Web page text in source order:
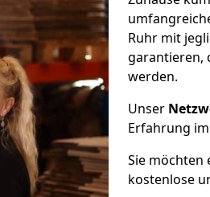
Ruhr mit
garantieren,
werden.
Unser
Erfahrung
Sie möchten
kostenlose